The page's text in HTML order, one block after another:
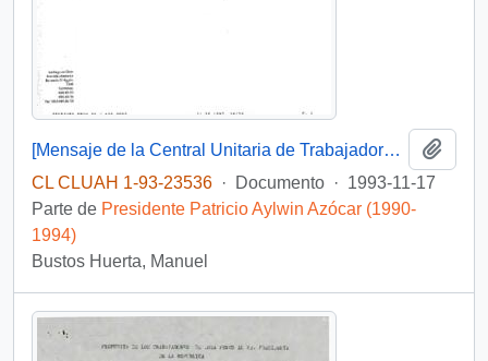
[Mensaje de la Central Unitaria de Trabajadores dirigido al Jefe de Gabinete Presidencial, mediante el cual adjunta solicitud del Sindicato de Estibadores N° 1 de Penco-Lirquén]
CL CLUAH 1-93-23536 · Documento · 1993-11-17
Parte de Presidente Patricio Aylwin Azócar (1990-
1994)
Bustos Huerta, Manuel